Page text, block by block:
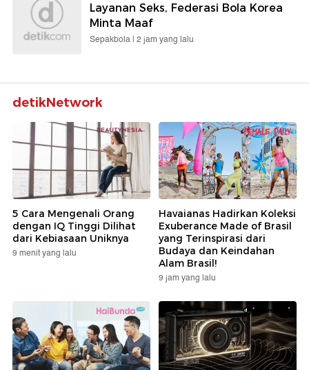
Layanan Seks, Federasi Bola Korea
Minta Maaf
Sepakbola | 2 jam yang lalu
detikNetwork
5 Cara Mengenali Orang
dengan IQ Tinggi Dilihat
dari Kebiasaan Uniknya
9 menit yang lalu
Havaianas Hadirkan Koleksi
Exuberance Made of Brasil
yang Terinspirasi dari
Budaya dan Keindahan
Alam Brasil!
9 jam yang lalu